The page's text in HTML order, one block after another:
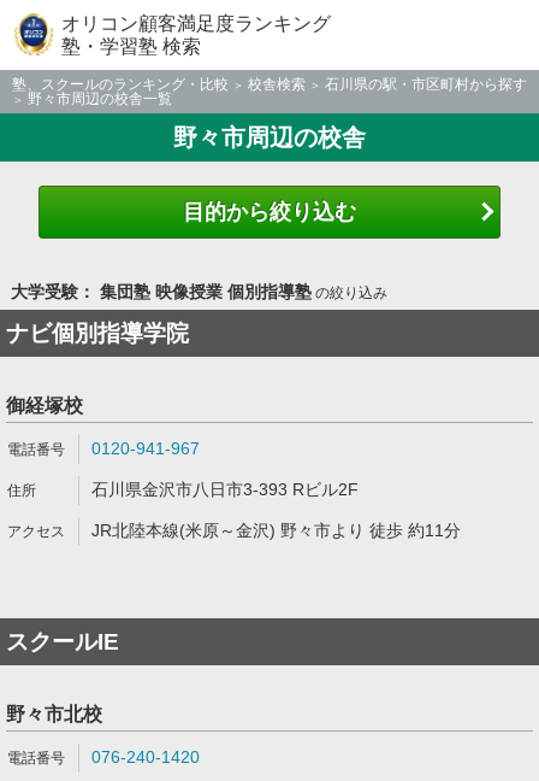
オリコン顧客満足度ランキング
塾・学習塾 検索
塾、スクールのランキング・比較 校舎検索
石川県の駅・市区町村から探す
野々市周辺の校舎一覧
野々市周辺の校舎
目的から絞り込む
大学受験： 集団塾 映像授業 個別指導塾の絞り込み
ナビ個別指導学院
御経塚校
0120-941-967
石川県金沢市八日市3-393 Rビル2F
JR北陸本線(米原～金沢) 野々市より 徒歩 約11分
スクールIE
野々市北校
076-240-1420